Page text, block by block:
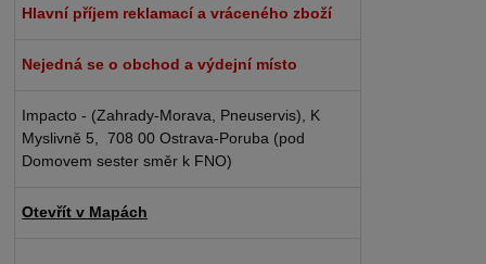
Hlavní příjem reklamací a vráceného zboží
Nejedná se o obchod a výdejní místo
Impacto - (Zahrady-Morava, Pneuservis), K
Myslivně 5, 708 00 Ostrava-Poruba (pod
Domovem sester směr k FNO)
Otevřít v Mapách